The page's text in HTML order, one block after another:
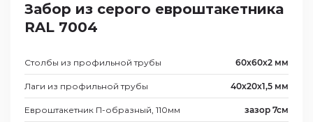
Забор из серого евроштакетника
RAL 7004
Столбы из профильной трубы 60х60х2 мм
Лаги из профильной трубы 40х20х1,5 мм
Евроштакетник П-образный, 110мм зазор 7см